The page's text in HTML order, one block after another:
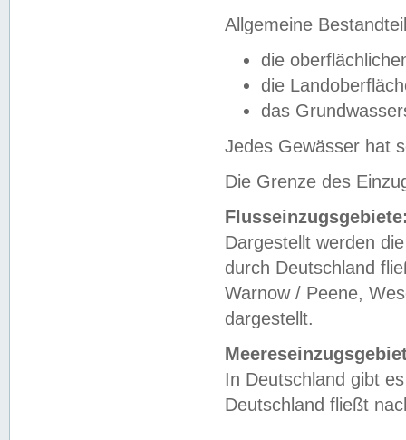
Allgemeine
die
die
das
Jedes Gewässer hat
Die Grenze des
Dargestellt werden
durch Deutschland
Warnow / Peene,
dargestellt.
In Deutschland gibt
Deutschland fließt